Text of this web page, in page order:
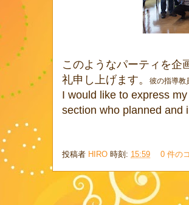
このようなパーティを企
礼申し上げます。
彼の指導教
I would like to express
section who planned and
投稿者 HIRO 時刻: 15:59 0 件の